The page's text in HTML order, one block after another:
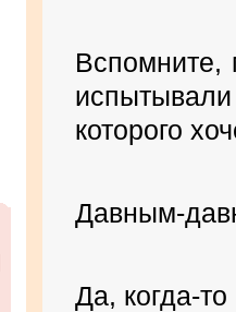
которого
Давным-
Да, когда-